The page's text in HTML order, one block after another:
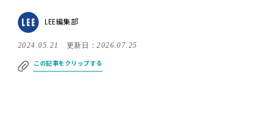
LEE編集部
2024.05.21 更新日：2026.07.25
この記事をクリップする